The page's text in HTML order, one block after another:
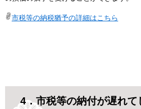
市税等の納税猶予の詳細はこちら
4．市税等の納付が遅れて